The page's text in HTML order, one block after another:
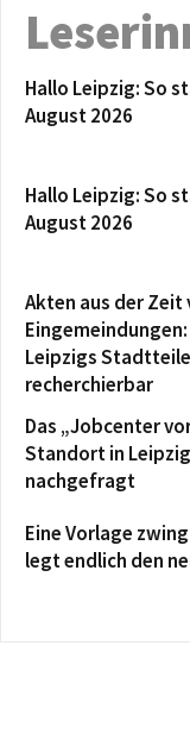
Hallo Leipzig: So
August 2026
Hallo Leipzig: So
August 2026
Akten aus der Zeit
Leipzigs
recherchierbar
Das „Jobcenter
Standort in
nachgefragt
Eine Vorlage
legt endlich den